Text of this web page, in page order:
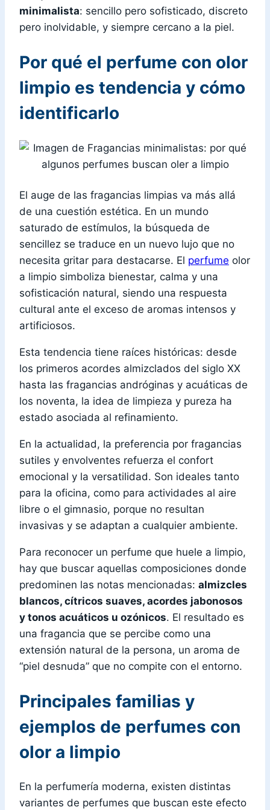
minimalista: sencillo pero sofisticado, discreto
pero inolvidable, y siempre cercano a la piel.
Por qué el perfume con olor
limpio es tendencia y cómo
identificarlo
El auge de las fragancias limpias va más allá
de una cuestión estética. En un mundo
saturado de estímulos, la búsqueda de
sencillez se traduce en un nuevo lujo que no
necesita gritar para destacarse. El perfume olor
a limpio simboliza bienestar, calma y una
sofisticación natural, siendo una respuesta
cultural ante el exceso de aromas intensos y
artificiosos.
Esta tendencia tiene raíces históricas: desde
los primeros acordes almizclados del siglo XX
hasta las fragancias andróginas y acuáticas de
los noventa, la idea de limpieza y pureza ha
estado asociada al refinamiento.
En la actualidad, la preferencia por fragancias
sutiles y envolventes refuerza el confort
emocional y la versatilidad. Son ideales tanto
para la oficina, como para actividades al aire
libre o el gimnasio, porque no resultan
invasivas y se adaptan a cualquier ambiente.
Para reconocer un perfume que huele a limpio,
hay que buscar aquellas composiciones donde
predominen las notas mencionadas: almizcles
blancos, cítricos suaves, acordes jabonosos
y tonos acuáticos u ozónicos. El resultado es
una fragancia que se percibe como una
extensión natural de la persona, un aroma de
“piel desnuda” que no compite con el entorno.
Principales familias y
ejemplos de perfumes con
olor a limpio
En la perfumería moderna, existen distintas
variantes de perfumes que buscan este efecto